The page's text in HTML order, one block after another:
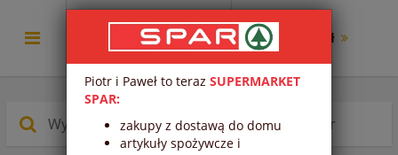
0.00 zł
Piotr i Paweł to teraz SUPERMARKET
SPAR:
zakupy z dostawą do domu
artykuły spożywcze i